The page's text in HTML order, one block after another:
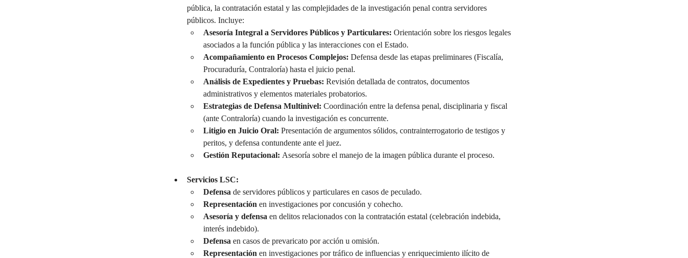
pública, la contratación estatal y las complejidades de la investigación penal contra servidores
públicos. Incluye:
Asesoría Integral a Servidores Públicos y Particulares: Orientación sobre los riesgos legales
asociados a la función pública y las interacciones con el Estado.
Acompañamiento en Procesos Complejos: Defensa desde las etapas preliminares (Fiscalía,
Procuraduría, Contraloría) hasta el juicio penal.
Análisis de Expedientes y Pruebas: Revisión detallada de contratos, documentos
administrativos y elementos materiales probatorios.
Estrategias de Defensa Multinivel: Coordinación entre la defensa penal, disciplinaria y fiscal
(ante Contraloría) cuando la investigación es concurrente.
Litigio en Juicio Oral: Presentación de argumentos sólidos, contrainterrogatorio de testigos y
peritos, y defensa contundente ante el juez.
Gestión Reputacional: Asesoría sobre el manejo de la imagen pública durante el proceso.
Servicios LSC:
Defensa de servidores públicos y particulares en casos de peculado.
Representación en investigaciones por concusión y cohecho.
Asesoría y defensa en delitos relacionados con la contratación estatal (celebración indebida,
interés indebido).
Defensa en casos de prevaricato por acción u omisión.
Representación en investigaciones por tráfico de influencias y enriquecimiento ilícito de